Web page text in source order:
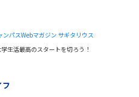
ンパスWebマガジン サギタリウス
生活最高のスタートを切ろう！
フ